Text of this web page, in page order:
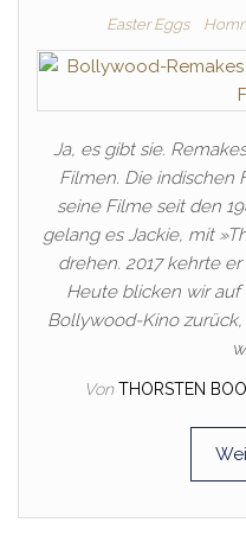
Easter Eggs
Ja, es gibt sie.
Filmen. Die indischen
seine Filme seit den
gelang es Jackie, mit
drehen. 2017 kehrte
Heute blicken wir auf
Bollywood-Kino
Von THORSTEN